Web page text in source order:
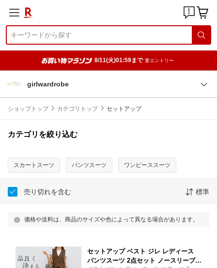
8/11(火)01:59まで 要エントリー
girlwardrobe
ショップトップ カテゴリトップ セットアップ
カテゴリを絞り込む
スカートスーツ パンツスーツ ワンピーススーツ
売り切れを含む 標準
価格や送料は、商品のサイズや色によって異なる場合があります。
セットアップ ベスト ジレ レディース
パンツスーツ 2点セット ノースリーブ